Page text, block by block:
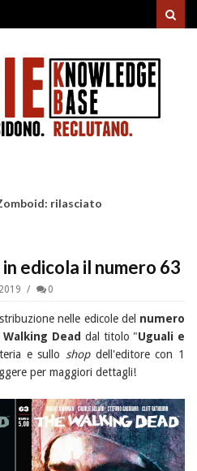
rilasciato
edicola il numero 63
0
nelle edicole del numero
Walking Dead dal titolo "Uguali e
e sullo shopdell'editore con 1
per maggiori dettagli!